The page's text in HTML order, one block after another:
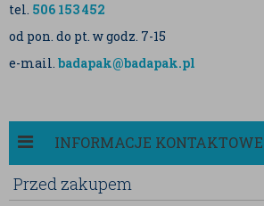
tel. 506 153 452
od pon. do pt. w godz. 7-15
e-mail. badapak@badapak.pl
INFORMACJE KONTAKTOWE
Przed zakupem